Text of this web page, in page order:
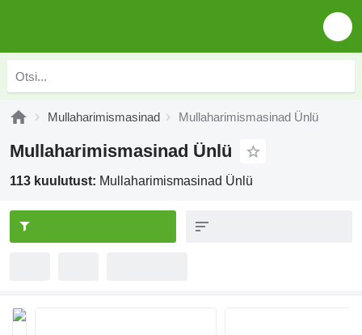
Mullaharimismasinad Mullaharimismasinad Ünlü
Mullaharimismasinad Ünlü
113 kuulutust: Mullaharimismasinad Ünlü